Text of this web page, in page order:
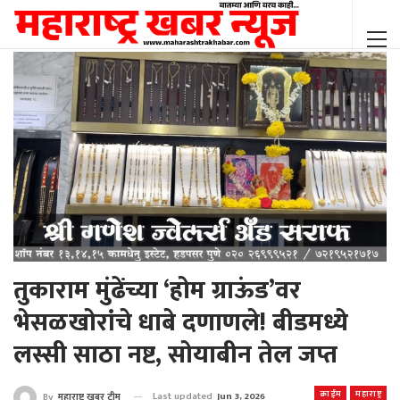
तुकाराम मुंढेंच्या ‘होम ग्राऊंड’वर
भेसळखोरांचे धाबे दणाणले! बीडमध्ये
लस्सी साठा नष्ट, सोयाबीन तेल जप्त
क्राईम महाराष्ट्र
Last updated Jun 3, 2026